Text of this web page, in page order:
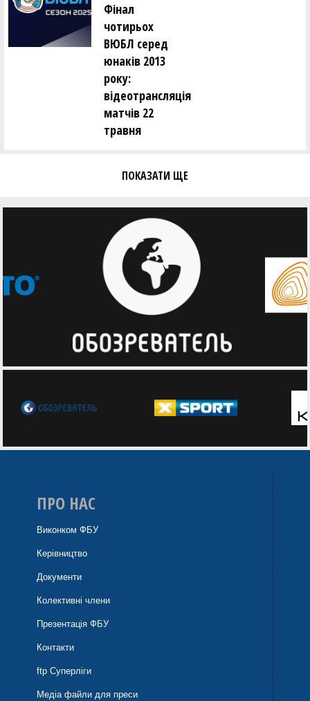
Фінал
чотирьох
ВЮБЛ серед
юнаків 2013
року:
відеотрансляція
матчів 22
травня
ПОКАЗАТИ ЩЕ
ПРО НАС
Виконком ФБУ
Керівництво
Документи
Колективні члени
Презентація ФБУ
Контакти
ftp Суперліги
Медіа файли для преси